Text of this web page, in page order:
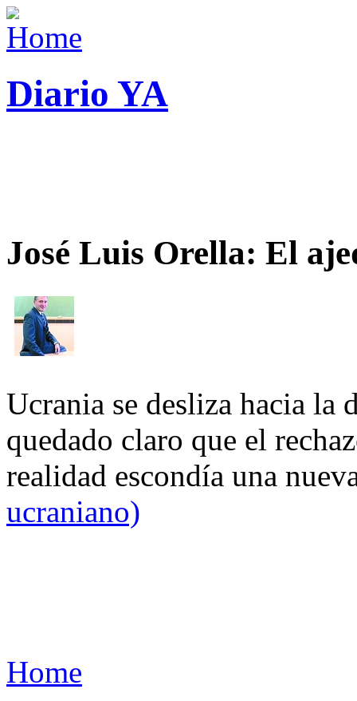
Diario YA
José Luis Orella: El
Ucrania se desliza hacia
quedado claro que el
realidad escondía una
ucraniano)
Home